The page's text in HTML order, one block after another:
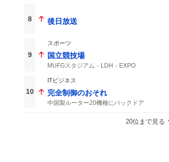
8 後日放送
9
スポーツ
国立競技場
MUFGスタジアム LDH
EXPO
10
ITビジネス
完全制御のおそれ
中国製ルーター20機種にバックドア
ルーター
20位まで見る